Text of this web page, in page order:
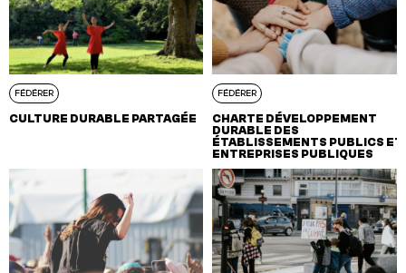
FÉDÉRER
CULTURE DURABLE PARTAGÉE
FÉDÉRER
CHARTE DÉVELOPPEMENT
DURABLE DES
ÉTABLISSEMENTS PUBLICS ET
ENTREPRISES PUBLIQUES